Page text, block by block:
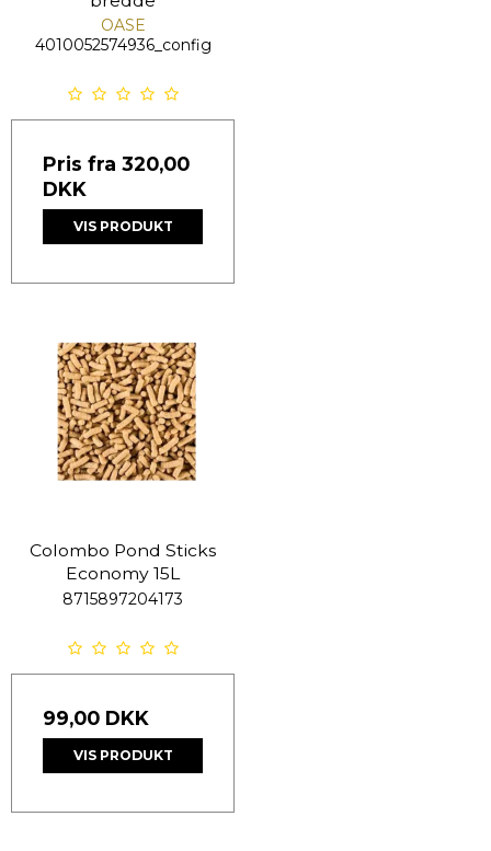
OASE
4010052574936_config
Pris fra 320,00
DKK
VIS PRODUKT
Colombo Pond Sticks
Economy 15L
8715897204173
99,00 DKK
VIS PRODUKT